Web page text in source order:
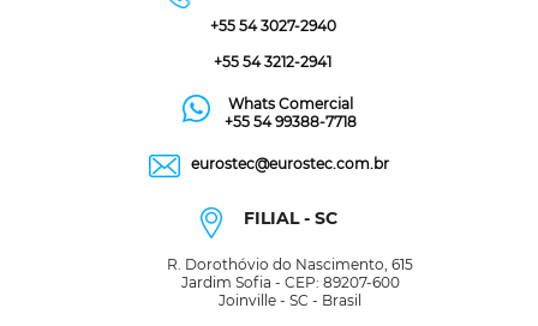
+55 54 3027-2940
+55 54 3212-2941
Whats Comercial
+55 54 99388-7718
eurostec@eurostec.com.br
FILIAL - SC
R. Dorothóvio do Nascimento, 615
Jardim Sofia - CEP: 89207-600
Joinville - SC - Brasil